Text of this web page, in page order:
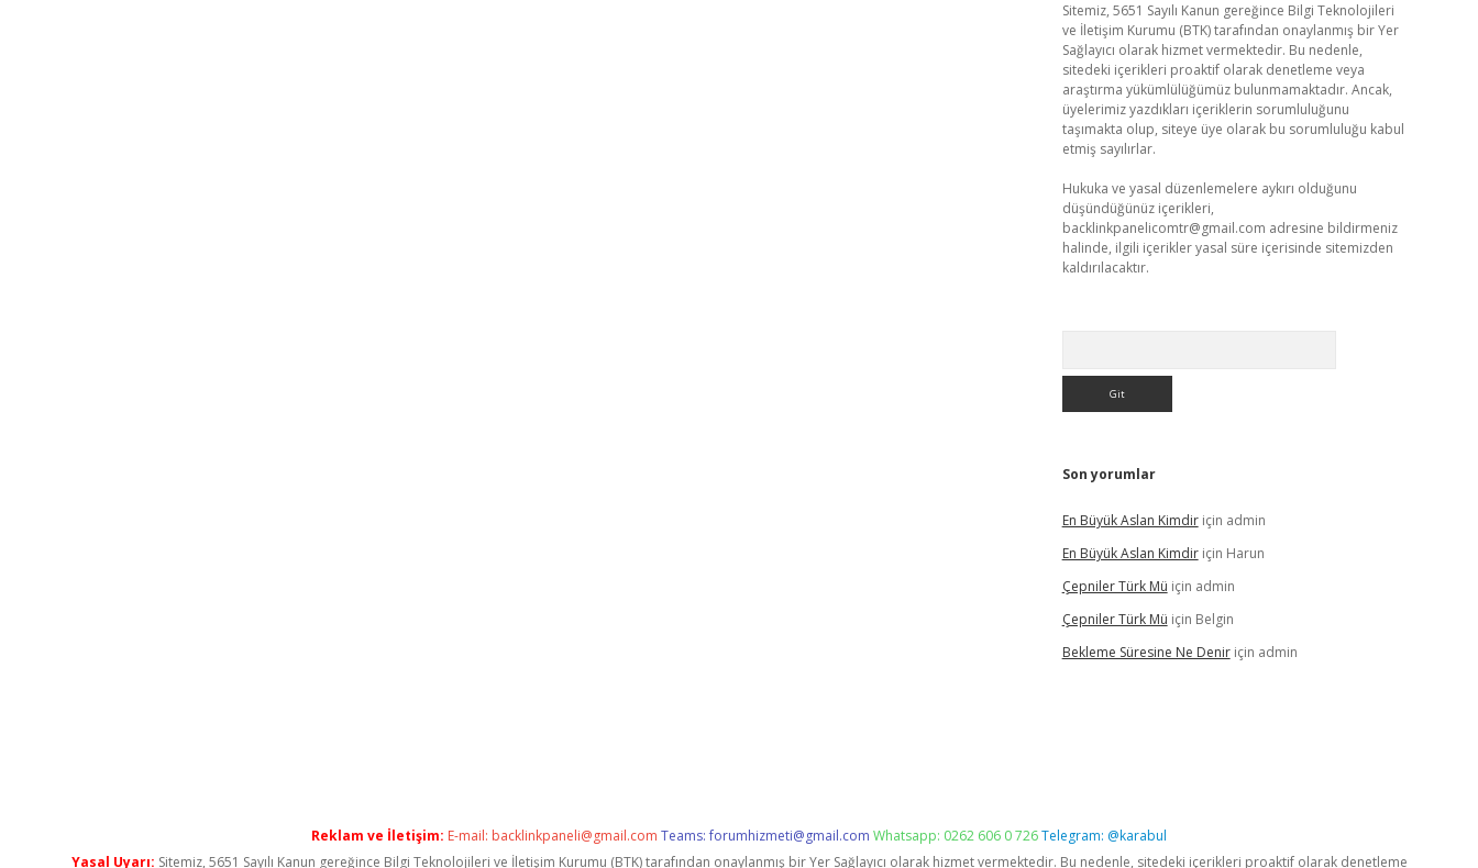
Sitemiz, 5651 Sayılı Kanun gereğince Bilgi Teknolojileri
ve İletişim Kurumu (BTK) tarafından onaylanmış bir Yer
Sağlayıcı olarak hizmet vermektedir. Bu nedenle,
sitedeki içerikleri proaktif olarak denetleme veya
araştırma yükümlülüğümüz bulunmamaktadır. Ancak,
üyelerimiz yazdıkları içeriklerin sorumluluğunu
taşımakta olup, siteye üye olarak bu sorumluluğu kabul
etmiş sayılırlar.
Hukuka ve yasal düzenlemelere aykırı olduğunu
düşündüğünüz içerikleri,
backlinkpanelicomtr@gmail.com adresine bildirmeniz
halinde, ilgili içerikler yasal süre içerisinde sitemizden
kaldırılacaktır.
Son yorumlar
En Büyük Aslan Kimdiriçin admin
En Büyük Aslan Kimdiriçin Harun
Çepniler Türk Mü için admin
Çepniler Türk Mü için Belgin
Bekleme Süresine Ne Deniriçin admin
Reklam ve İletişim: E-mail: backlinkpaneli@gmail.com Teams:forumhizmeti@gmail.com Whatsapp: 0262 606 0 726Telegram: @karabul
Yasal Uyarı: Sitemiz, 5651 Sayılı Kanun gereğince Bilgi Teknolojileri ve İletişim Kurumu (BTK) tarafından onaylanmış bir Yer Sağlayıcı olarak hizmet vermektedir. Bu nedenle, sitedeki içerikleri proaktif olarak denetleme